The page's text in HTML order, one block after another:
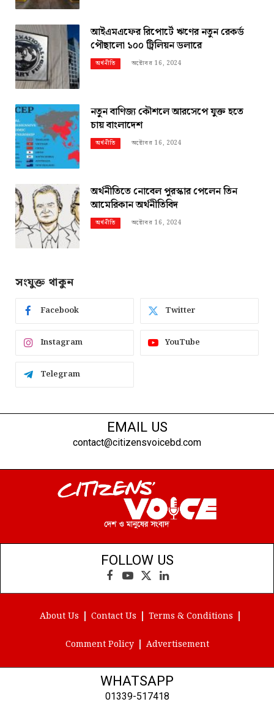
আইএমএফের রিপোর্টে ঋণের নতুন রেকর্ড
পৌছালো ১০০ ট্রিলিয়ন ডলারে
অর্থনীতি অক্টোবর 16, 2024
নতুন বাণিজ্য কৌশলে আরসেপে যুক্ত হতে
চায় বাংলাদেশ
অর্থনীতি অক্টোবর 16, 2024
অর্থনীতিতে নোবেল পুরস্কার পেলেন তিন
আমেরিকান অর্থনীতিবিদ
অর্থনীতি অক্টোবর 16, 2024
সংযুক্ত থাকুন
Facebook Twitter
Instagram YouTube
Telegram
EMAIL US
contact@citizensvoicebd.com
FOLLOW US
Facebook
YouTube
X
(Twitter)
LinkedIn
About Us Contact Us Terms & Conditions
Comment Policy Advertisement
WHATSAPP
01339-517418